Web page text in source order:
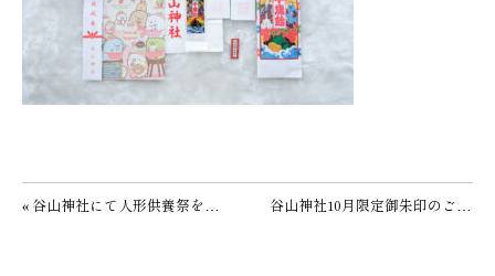
投稿ナビゲーション